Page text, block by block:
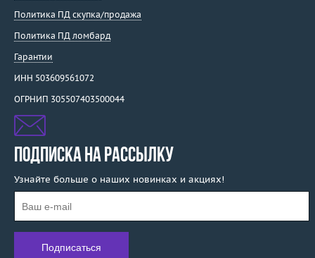
Политика ПД скупка/продажа
Политика ПД ломбард
Гарантии
ИНН 503609561072
ОГРНИП 305507403500044
ПОДПИСКА НА РАССЫЛКУ
Узнайте больше о наших новинках и акциях!